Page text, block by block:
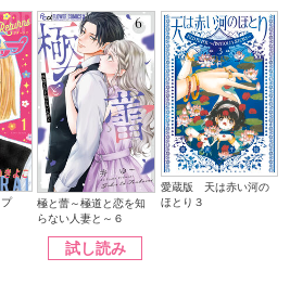
プ
極と蕾～極道と恋を知
らない人妻と～６
試し読み
愛蔵版 天は赤い河の
ほとり３